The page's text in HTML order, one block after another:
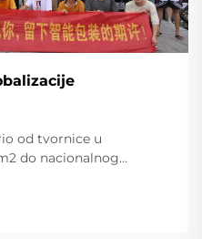
od tvornice u
do nacionalnog
rješenja za
OEM/ODM-a još